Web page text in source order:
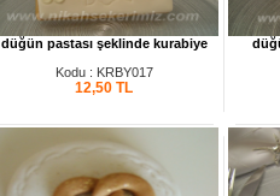
düğün pastası şeklinde kurabiye
Kodu : KRBY017
12,50 TL